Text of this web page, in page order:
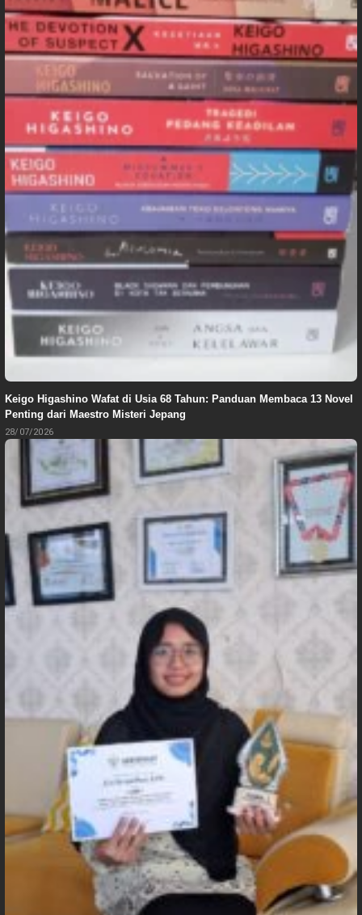
Keigo Higashino Wafat di Usia 68 Tahun: Panduan Membaca 13 Novel
Penting dari Maestro Misteri Jepang
28/07/2026